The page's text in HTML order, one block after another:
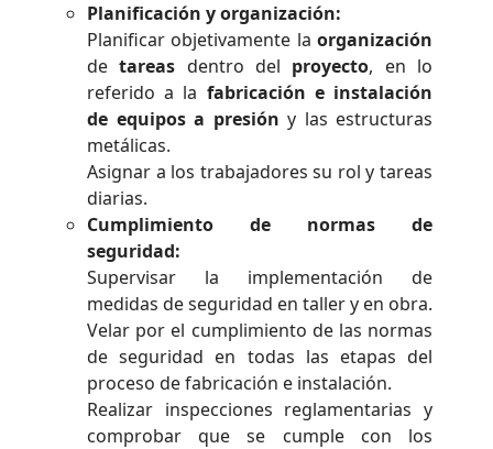
Planificación y organización:
Planificar objetivamente la organización
detareas dentro del proyecto, en lo
referido a la fabricación e instalación
de equipos a presión y las estructuras
metálicas.
Asignar a los trabajadores su rol y tareas
diarias.
Cumplimiento de normas de
seguridad:
Supervisar la implementación de
medidas de seguridad en taller y en obra.
Velar por el cumplimiento de las normas
de seguridad en todas las etapas del
proceso de fabricación e instalación.
Realizar inspecciones reglamentarias y
comprobar que se cumple con los